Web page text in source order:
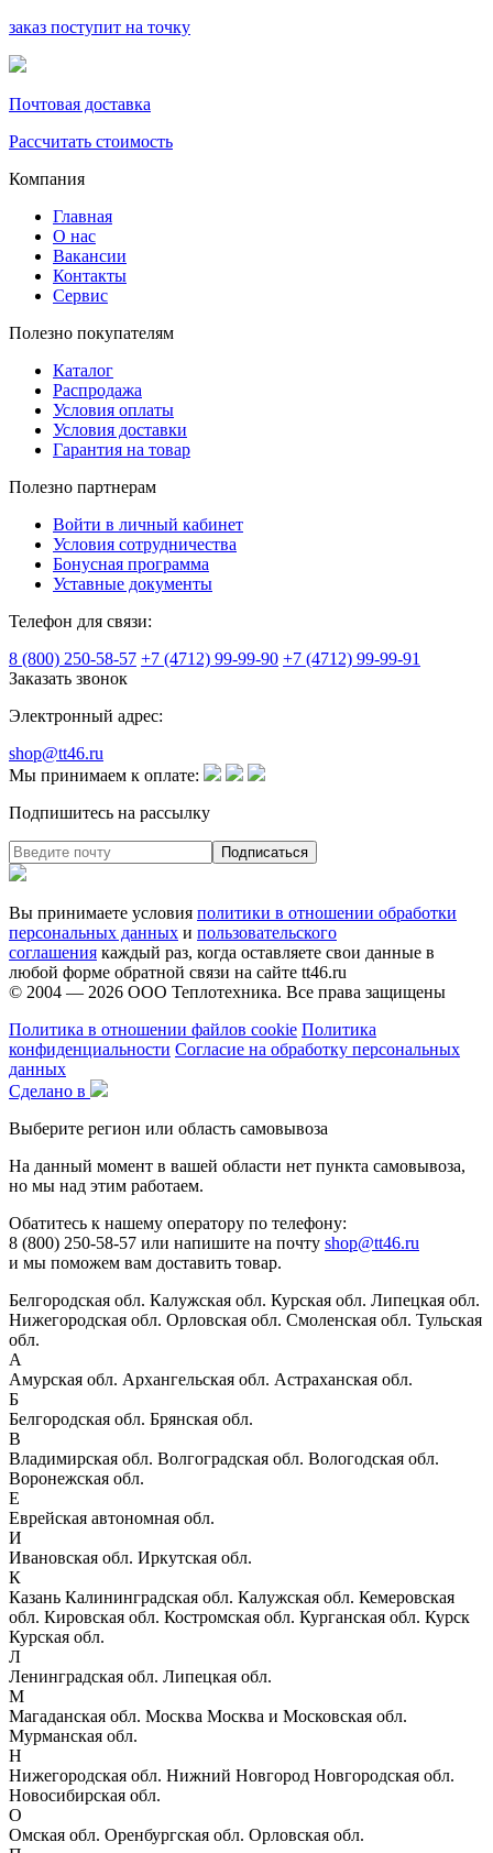
заказ поступит на точку
Почтовая доставка
Рассчитать стоимость
Компания
Главная
О нас
Вакансии
Контакты
Сервис
Полезно покупателям
Каталог
Распродажа
Условия оплаты
Условия доставки
Гарантия на товар
Полезно партнерам
Войти в личный кабинет
Условия сотрудничества
Бонусная программа
Уставные документы
Телефон для связи:
8 (800) 250-58-57 +7 (4712) 99-99-90 +7 (4712) 99-99-91
Заказать звонок
Электронный адрес:
shop@tt46.ru
Мы принимаем к оплате:
Подпишитесь на рассылку
Вы принимаете условия политики в отношении обработки
персональных данных и пользовательского
соглашения каждый раз, когда оставляете свои данные в
любой форме обратной связи на сайте tt46.ru
© 2004 — 2026 ООО Теплотехника. Все права защищены
Политика в отношении файлов cookie Политика
конфиденциальности Согласие на обработку персональных
данных
Сделано в
Выберите регион или область самовывоза
На данный момент в вашей области нет пункта самовывоза,
но мы над этим работаем.
Обатитесь к нашему оператору по телефону:
8 (800) 250-58-57 или напишите на почту shop@tt46.ru
и мы поможем вам доставить товар.
Белгородская обл. Калужская обл. Курская обл. Липецкая обл.
Нижегородская обл. Орловская обл. Смоленская обл. Тульская
обл.
А
Амурская обл. Архангельская обл. Астраханская обл.
Б
Белгородская обл. Брянская обл.
В
Владимирская обл. Волгоградская обл. Вологодская обл.
Воронежская обл.
Е
Еврейская автономная обл.
И
Ивановская обл. Иркутская обл.
К
Казань Калининградская обл. Калужская обл. Кемеровская
обл. Кировская обл. Костромская обл. Курганская обл. Курск
Курская обл.
Л
Ленинградская обл. Липецкая обл.
М
Магаданская обл. Москва Москва и Московская обл.
Мурманская обл.
Н
Нижегородская обл. Нижний Новгород Новгородская обл.
Новосибирская обл.
О
Омская обл. Оренбургская обл. Орловская обл.